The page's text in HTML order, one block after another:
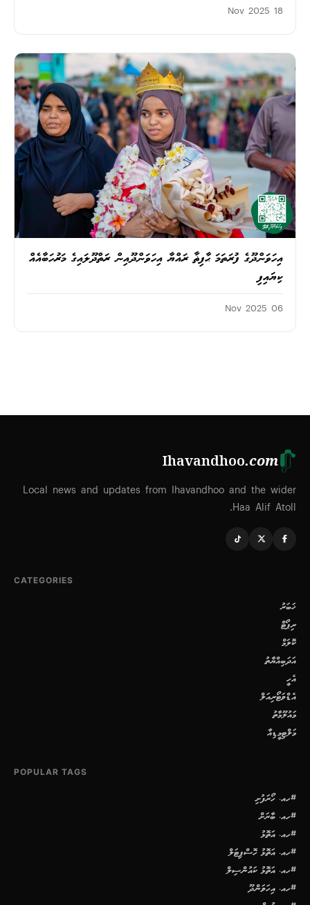
18 Nov 2025
އިހަވަންދޫގެ ފުރަތަމަ ޙާފިޡާ ރައްޔާ އިހަވަންދޫއިން ރަތްދޫލައިގެ މަރުހަބާއެއް
ކިޔައިފި
06 Nov 2025
Ihavandhoo.com
Local news and updates from Ihavandhoo and the wider
Haa Alif Atoll.
CATEGORIES
ޚަބަރު
ރިޕޯޓް
ކޮލަމް
އަދަބިއްޔާތު
އެހީ
އެޑްވަޓޯރިއަލް
މައުލޫމާތު
މަލްޓިމީޑިއާ
POPULAR TAGS
#ހއ. ހޯރަފުށި
#ހއ. ބާރަށް
#ހއ. އަތޮޅު
#ހއ. އަތޮޅު ހޮސްޕިޓަލް
#ހއ. އަތޮޅު ކައުންސިލް
#ހއ. އިހަވަންދޫ